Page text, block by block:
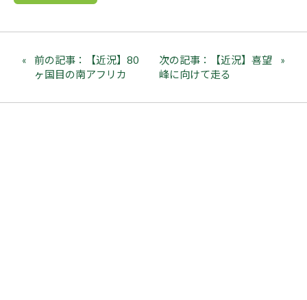
前の記事：【近況】80
ヶ国目の南アフリカ
次の記事：【近況】喜望
峰に向けて走る